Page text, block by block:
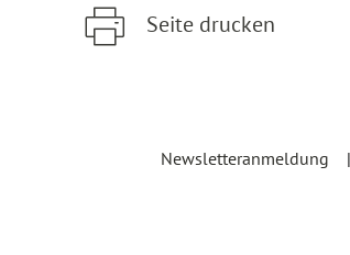
Seite drucken
Newsletteranmeldung